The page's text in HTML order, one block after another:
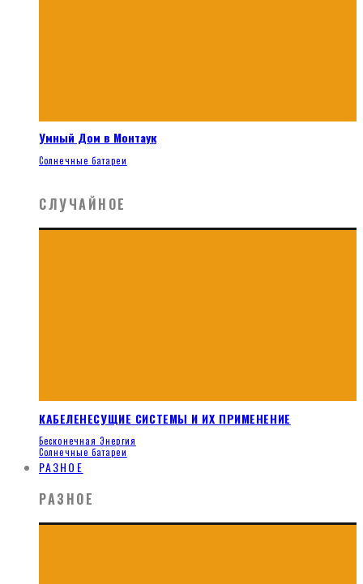
Умный Дом в Монтаук
Солнечные батареи
СЛУЧАЙНОЕ
КАБЕЛЕНЕСУЩИЕ СИСТЕМЫ И ИХ ПРИМЕНЕНИЕ
Бесконечная Энергия
Солнечные батареи
РАЗНОЕ
РАЗНОЕ